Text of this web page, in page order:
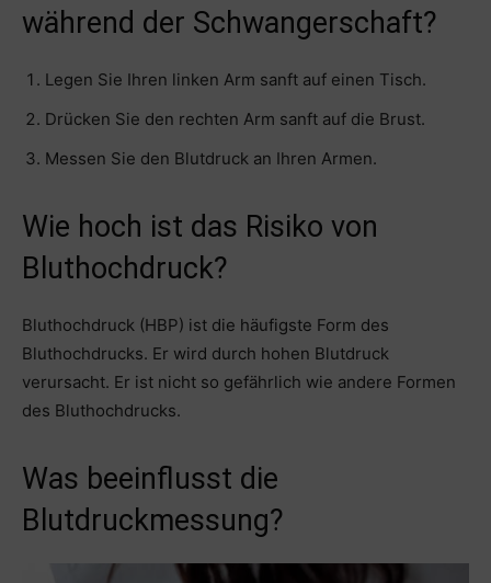
während der Schwangerschaft?
Legen Sie Ihren linken Arm sanft auf einen Tisch.
Drücken Sie den rechten Arm sanft auf die Brust.
Messen Sie den Blutdruck an Ihren Armen.
Wie hoch ist das Risiko von
Bluthochdruck?
Bluthochdruck (HBP) ist die häufigste Form des
Bluthochdrucks. Er wird durch hohen Blutdruck
verursacht. Er ist nicht so gefährlich wie andere Formen
des Bluthochdrucks.
Was beeinflusst die
Blutdruckmessung?